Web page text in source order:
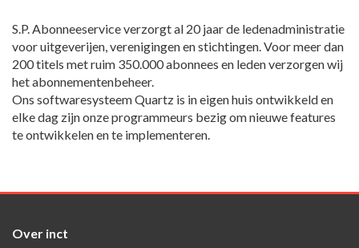
S.P. Abonneeservice verzorgt al 20 jaar de ledenadministratie
voor uitgeverijen, verenigingen en stichtingen. Voor meer dan
200 titels met ruim 350.000 abonnees en leden verzorgen wij
het abonnementenbeheer.
Ons softwaresysteem Quartz is in eigen huis ontwikkeld en
elke dag zijn onze programmeurs bezig om nieuwe features
te ontwikkelen en te implementeren.
Over inct